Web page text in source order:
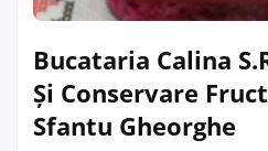
Bucataria Calina
Și Conservare
Sfantu Gheorghe